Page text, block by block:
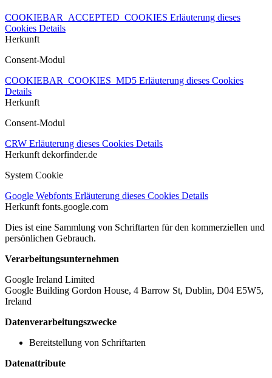
COOKIEBAR_ACCEPTED_COOKIES Erläuterung dieses
Cookies Details
Herkunft
Consent-Modul
COOKIEBAR_COOKIES_MD5 Erläuterung dieses Cookies
Details
Herkunft
Consent-Modul
CRW Erläuterung dieses Cookies Details
Herkunft dekorfinder.de
System Cookie
Google Webfonts Erläuterung dieses Cookies Details
Herkunft fonts.google.com
Dies ist eine Sammlung von Schriftarten für den kommerziellen und
persönlichen Gebrauch.
Verarbeitungsunternehmen
Google Ireland Limited
Google Building Gordon House, 4 Barrow St, Dublin, D04 E5W5,
Ireland
Datenverarbeitungszwecke
Bereitstellung von Schriftarten
Datenattribute